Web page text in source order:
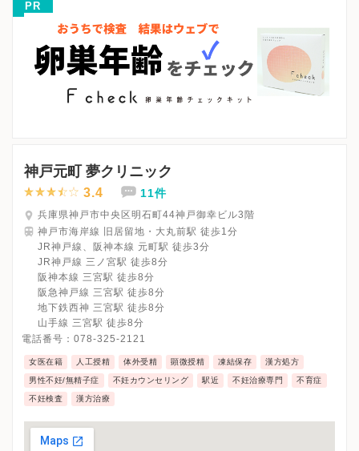
PR
神戸元町 夢クリニック
3.4 11件
兵庫県神戸市中央区明石町44神戸御幸ビル3階
神戸市海岸線 旧居留地・大丸前駅 徒歩1分
JR神戸線、阪神本線 元町駅 徒歩3分
JR神戸線 三ノ宮駅 徒歩8分
阪神本線 三宮駅 徒歩8分
阪急神戸線 三宮駅 徒歩8分
地下鉄西神 三宮駅 徒歩8分
山手線 三宮駅 徒歩8分
電話番号： 078-325-2121
女医在籍 人工授精 体外受精 顕微授精 凍結保存 漢方処方
男性不妊/無精子症 不妊カウンセリング 駅近 不妊治療専門 不育症
不妊検査 漢方治療